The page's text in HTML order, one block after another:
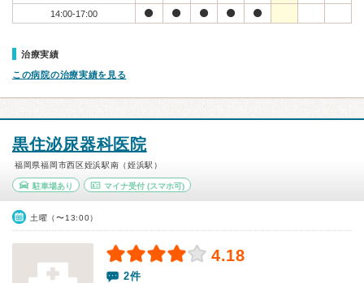
14:00-17:00
治療実績
この病院の治療実績を見る
黒住泌尿器科医院
福岡県福岡市西区姪浜駅南（姪浜駅）
駐車場あり マイナ受付(スマホ可)
土曜（〜13:00）
4.18
2件